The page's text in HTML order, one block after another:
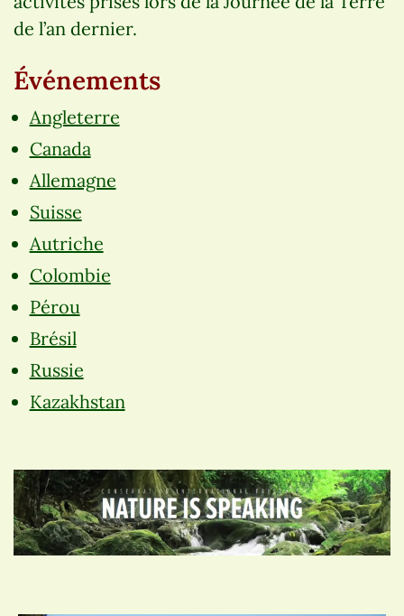
de l’an dernier.
Événements
Angleterre
Canada
Allemagne
Suisse
Autriche
Colombie
Pérou
Brésil
Russie
Kazakhstan